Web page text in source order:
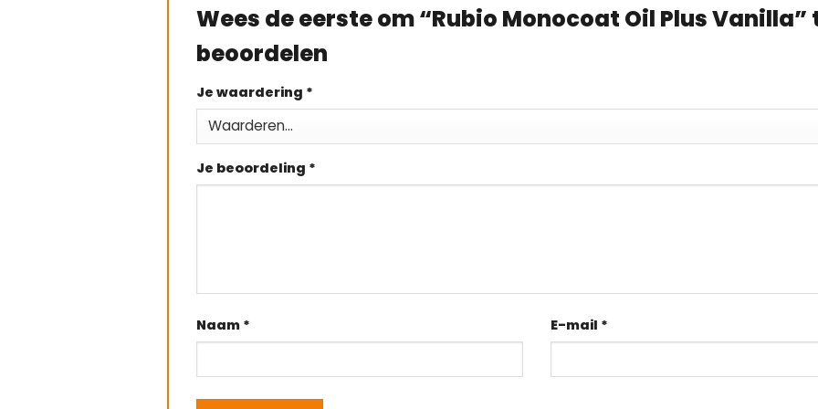
Wees de eerste om “Rubio Monocoat Oil Plus Vanilla”
beoordelen
Je waardering *
Je beoordeling *
Naam * E-mail *